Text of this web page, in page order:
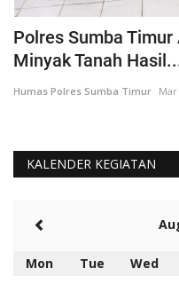
Polres Sumba
Minyak Tanah
Humas Polres Sumba Timur Mar
KALENDER KEGIATAN
Mon Tue Wed